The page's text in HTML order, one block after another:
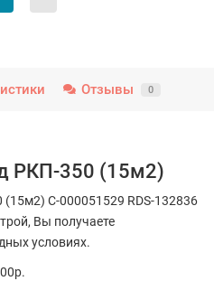
Отзывы 0
РКП-350 (15м2)
С-000051529 RDS-132836
Вы получаете
условиях.